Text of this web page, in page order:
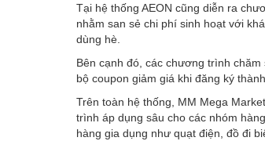
Tại hệ thống AEON cũng diễn ra
nhằm san sẻ chi phí sinh hoạt với
dùng hè.
Bên cạnh đó, các chương trình
bộ coupon giảm giá khi đăng ký
Trên toàn hệ thống, MM Mega
trình áp dụng sâu cho các nhóm
hàng gia dụng như quạt điện, đồ đi